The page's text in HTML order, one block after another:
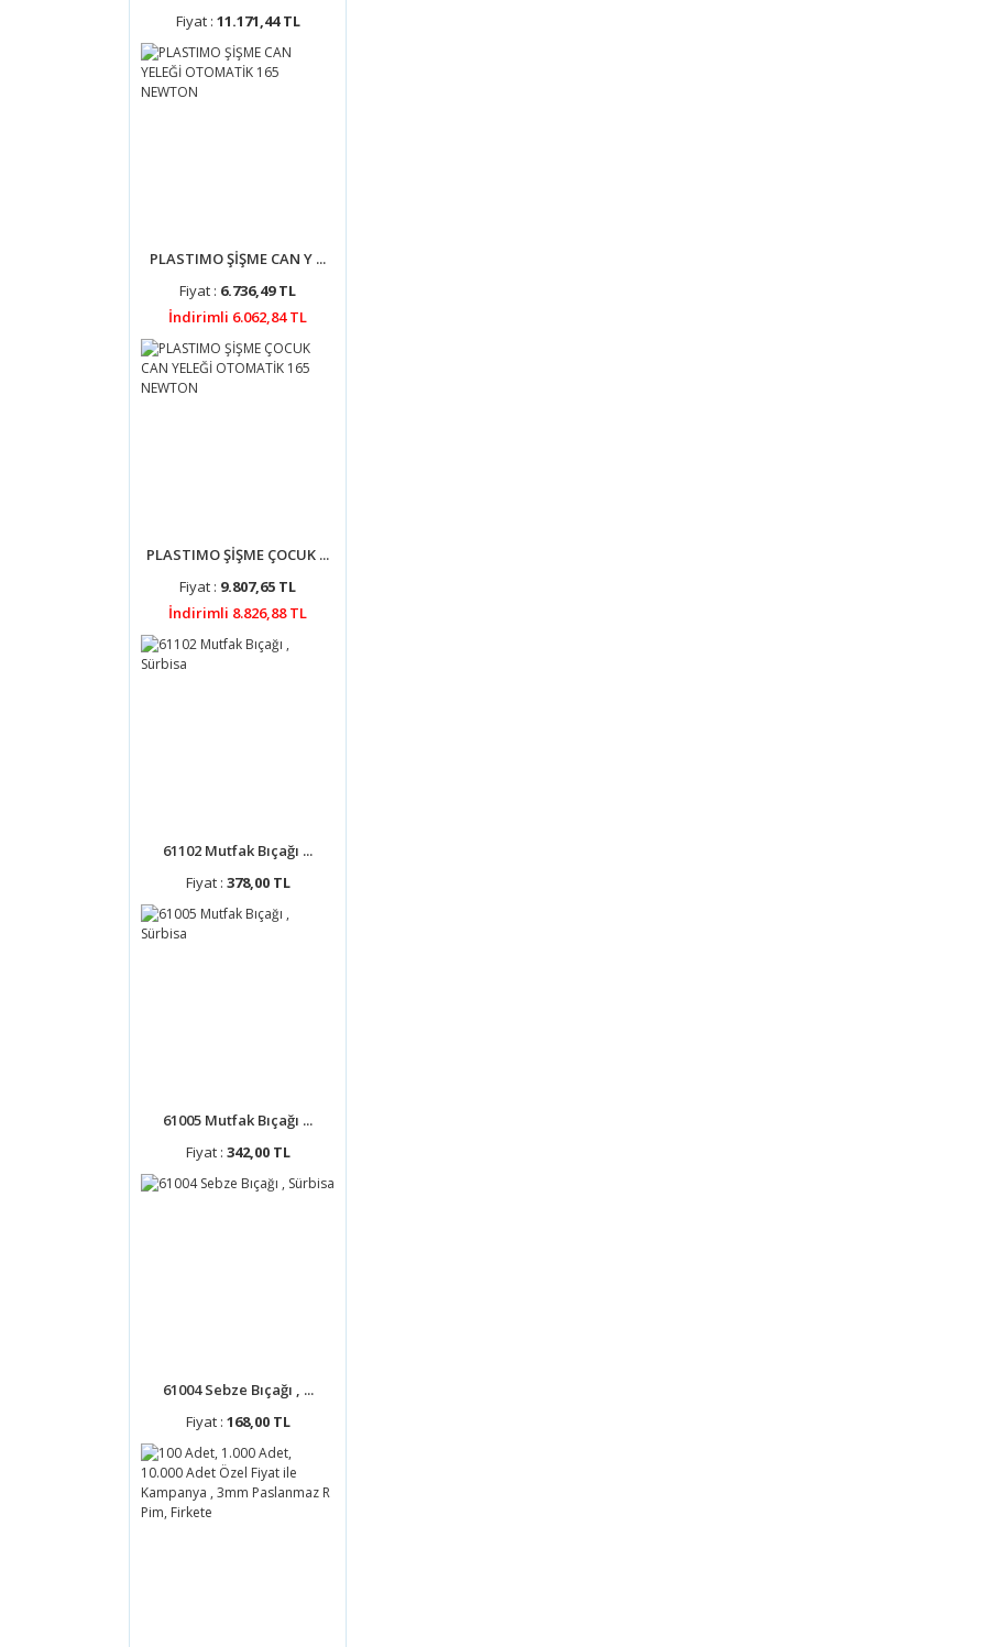
Fiyat : 11.171,44 TL
PLASTIMO ŞİŞME CAN Y ...
Fiyat : 6.736,49 TL
İndirimli 6.062,84 TL
PLASTIMO ŞİŞME ÇOCUK ...
Fiyat : 9.807,65 TL
İndirimli 8.826,88 TL
61102 Mutfak Bıçağı ...
Fiyat : 378,00 TL
61005 Mutfak Bıçağı ...
Fiyat : 342,00 TL
61004 Sebze Bıçağı , ...
Fiyat : 168,00 TL